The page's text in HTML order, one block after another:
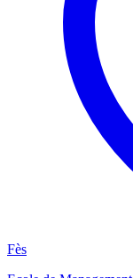
Fès